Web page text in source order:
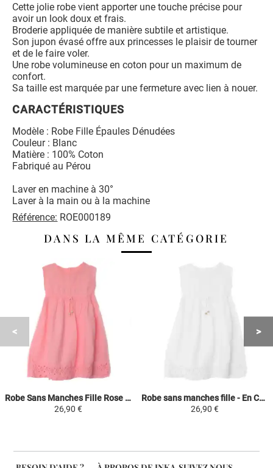
Cette jolie robe vient apporter une touche précise pour
avoir un look doux et frais.
Broderie appliquée de manière subtile et artistique.
Son jupon évasé offre aux princesses le plaisir de tourner
et de le faire voler.
Une robe volumineuse en coton pour un maximum de
confort.
Sa taille est marquée par une fermeture avec lien à nouer.
CARACTÉRISTIQUES
Modèle : Robe Fille Épaules Dénudées
Couleur : Blanc
Matière : 100% Coton
Fabriqué au Pérou
Laver en machine à 30°
Laver à la main ou à la machine
Référence: ROE000189
DANS LA MÊME CATÉGORIE
Robe Sans Manches Fille Rose - En Coton Broderie Péruvienne
26,90 €
Robe sans manches fille - En Coton Broderie Péruvienne
26,90 €